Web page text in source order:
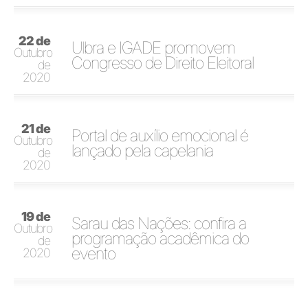
22 de
Outubro
de
2020
Ulbra e IGADE promovem
Congresso de Direito Eleitoral
21 de
Outubro
de
2020
Portal de auxílio emocional é
lançado pela capelania
19 de
Outubro
de
2020
Sarau das Nações: confira a
programação acadêmica do
evento